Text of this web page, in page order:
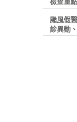
檢查重
颱風假
診異動